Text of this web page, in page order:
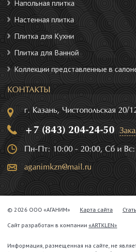
Напольная плитка
Настенная плитка
Плитка для Кухни
Плитка для Ванной
Коллекции представленные в
КОНТАКТЫ
г. Казань, Чистопольская 20/
+7 (843) 204-24-50
Пн-Пт: 10:00 - 20:00, Сб и
aganimkzn@mail.ru
© 2026 ООО «АГАНИМ» Карта сайта
Сайт разработан в компании «ARTKLEN»
Информация, размещенная на сайте, не